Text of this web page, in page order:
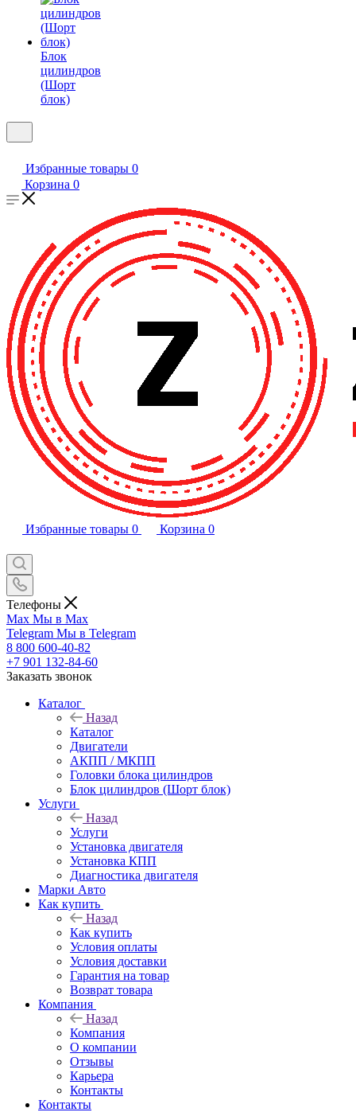
Блок
цилиндров
(Шорт
блок)
Избранные товары 0
Корзина 0
Избранные товары 0 Корзина 0
Телефоны
Max Мы в Max
Telegram Мы в Telegram
8 800 600-40-82
+7 901 132-84-60
Заказать звонок
Каталог
Назад
Каталог
Двигатели
АКПП / МКПП
Головки блока цилиндров
Блок цилиндров (Шорт блок)
Услуги
Назад
Услуги
Установка двигателя
Установка КПП
Диагностика двигателя
Марки Авто
Как купить
Назад
Как купить
Условия оплаты
Условия доставки
Гарантия на товар
Возврат товара
Компания
Назад
Компания
О компании
Отзывы
Карьера
Контакты
Контакты